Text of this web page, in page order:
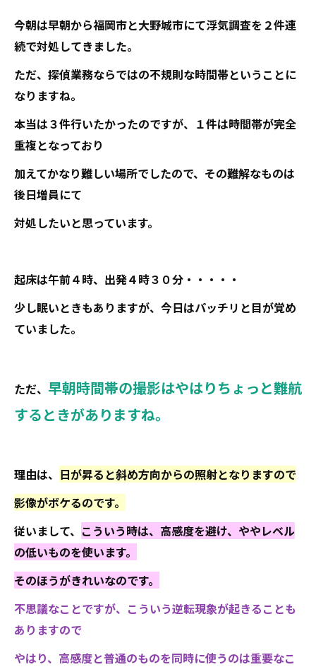
今朝は早朝から福岡市と大野城市にて浮気調査を２件連
続で対処してきました。
ただ、探偵業務ならではの不規則な時間帯ということに
なりますね。
本当は３件行いたかったのですが、１件は時間帯が完全
重複となっており
加えてかなり難しい場所でしたので、その難解なものは
後日増員にて
対処したいと思っています。
起床は午前４時、出発４時３０分・・・・・
少し眠いときもありますが、今日はパッチリと目が覚め
ていました。
ただ、 早朝時間帯の撮影はやはりちょっと難航
するときがありますね。
理由は、 日が昇ると斜め方向からの照射となりますので
影像がボケるのです。
従いまして、 こういう時は、高感度を避け、ややレベル
の低いものを使います。
そのほうがきれいなのです。
不思議なことですが、こういう逆転現象が起きることも
ありますので
やはり、高感度と普通のものを同時に使うのは重要なこ